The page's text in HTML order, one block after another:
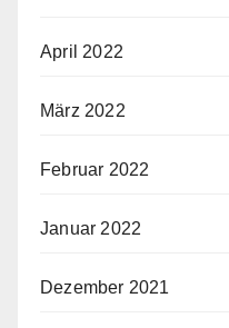
April 2022
März 2022
Februar 2022
Januar 2022
Dezember 2021